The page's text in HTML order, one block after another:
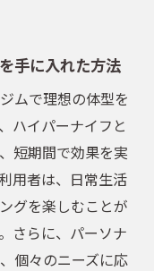
ら美しく
た使用方法
維持のために
クの実現
なく続けられる
手に入れた方法
ムで理想の体型を
ハイパーナイフと
短期間で効果を実
用者は、日常生活
グを楽しむことが
さらに、パーソナ
個々のニーズに応